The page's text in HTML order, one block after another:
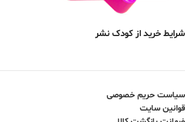
شرایط خرید از کودک نشر
سیاست حریم خصوصی
قوانین سایت